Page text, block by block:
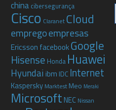
china cibersegurança
Cisco Claranet Cloud
empregoempresas
Ericsson facebookGoogle
Hisense Honda Huawei
Hyundai ibm IDC Internet
Kaspersky Marktest Meo Meraki
MicrosoftNEC Nissan